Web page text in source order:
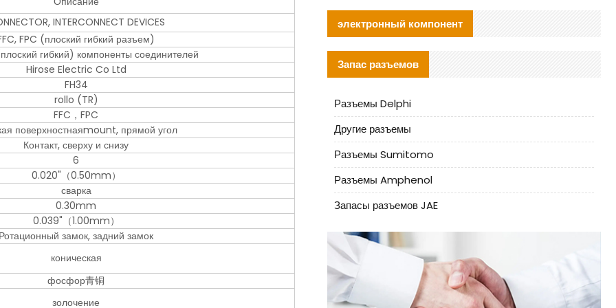
INTERCONNECT DEVICES
FPC (плоский гибкий разъем)
гибкий) компоненты соединителей
Hirose Electric Co Ltd
FH34
rollo (TR)
FFC，FPC
поверхностнаяmount, прямой угол
Контакт, сверху и снизу
6
0.020"（0.50mm）
сварка
0.30mm
0.039"（1.00mm）
замок, задний замок
коническая
фосфор青铜
золочение
электронный компонент
Запас разъемов
Разъемы Delphi
Другие разъемы
Разъемы Sumitomo
Разъемы Amphenol
Запасы разъемов JAE